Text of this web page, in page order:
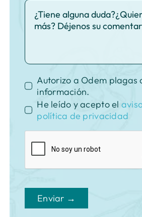
Autorizo a Odem plagas
información.
He leído y acepto el
política de privacidad
Enviar →